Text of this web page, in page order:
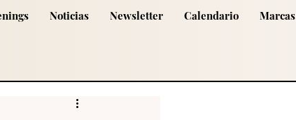
Noticias Newsletter Calendario Marcas